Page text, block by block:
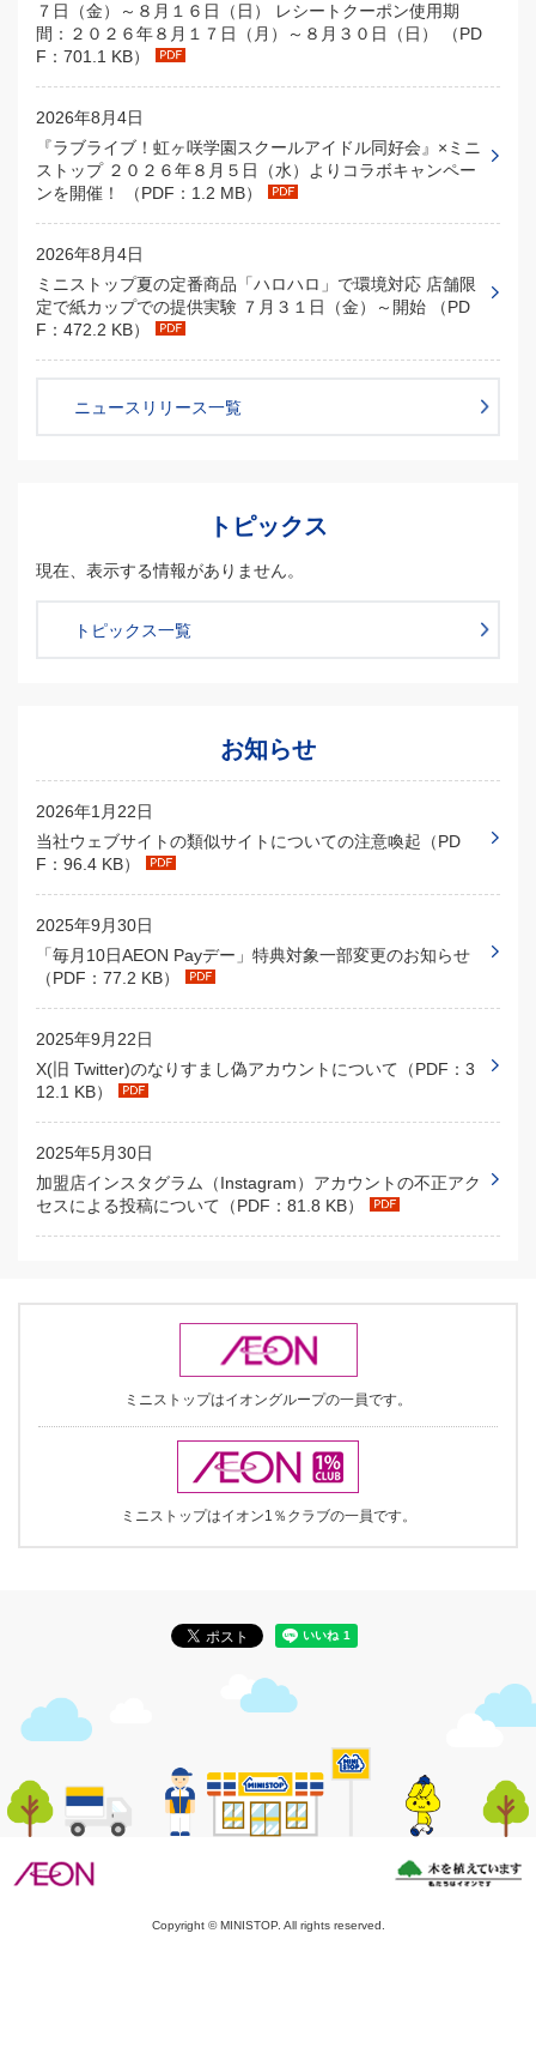
７日（金）～８月１６日（日） レシートクーポン使用期
間：２０２６年８月１７日（月）～８月３０日（日） （PD
F：701.1 KB）
2026年8月4日
『ラブライブ！虹ヶ咲学園スクールアイドル同好会』×ミニ
ストップ ２０２６年８月５日（水）よりコラボキャンペー
ンを開催！ （PDF：1.2 MB）
2026年8月4日
ミニストップ夏の定番商品「ハロハロ」で環境対応 店舗限
定で紙カップでの提供実験 ７月３１日（金）～開始 （PD
F：472.2 KB）
ニュースリリース一覧
トピックス
現在、表示する情報がありません。
トピックス一覧
お知らせ
2026年1月22日
当社ウェブサイトの類似サイトについての注意喚起（PD
F：96.4 KB）
2025年9月30日
「毎月10日AEON Payデー」特典対象一部変更のお知らせ
（PDF：77.2 KB）
2025年9月22日
X(旧 Twitter)のなりすまし偽アカウントについて（PDF：3
12.1 KB）
2025年5月30日
加盟店インスタグラム（Instagram）アカウントの不正アク
セスによる投稿について（PDF：81.8 KB）
ミニストップはイオングループの一員です。
ミニストップはイオン1％クラブの一員です。
Copyright © MINISTOP. All rights reserved.